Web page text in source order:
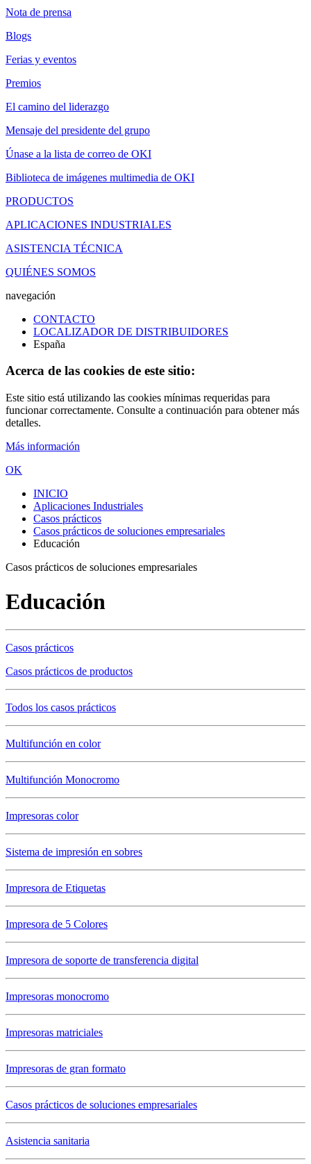
Nota de prensa
Blogs
Ferias y eventos
Premios
El camino del liderazgo
Mensaje del presidente del grupo
Únase a la lista de correo de OKI
Biblioteca de imágenes multimedia de OKI
PRODUCTOS
APLICACIONES INDUSTRIALES
ASISTENCIA TÉCNICA
QUIÉNES SOMOS
navegación
CONTACTO
LOCALIZADOR DE DISTRIBUIDORES
España
Acerca de las cookies de este sitio:
Este sitio está utilizando las cookies mínimas requeridas para
funcionar correctamente. Consulte a continuación para obtener más
detalles.
Más información
OK
INICIO
Aplicaciones Industriales
Casos prácticos
Casos prácticos de soluciones empresariales
Educación
Casos prácticos de soluciones empresariales
Educación
Casos prácticos
Casos prácticos de productos
Todos los casos prácticos
Multifunción en color
Multifunción Monocromo
Impresoras color
Sistema de impresión en sobres
Impresora de Etiquetas
Impresora de 5 Colores
Impresora de soporte de transferencia digital
Impresoras monocromo
Impresoras matriciales
Impresoras de gran formato
Casos prácticos de soluciones empresariales
Asistencia sanitaria